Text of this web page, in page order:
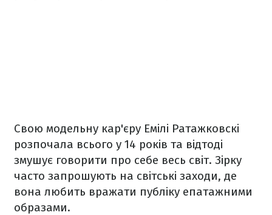
Свою модельну кар'єру Емілі Ратажковскі
розпочала всього у 14 років та відтоді
змушує говорити про себе весь світ. Зірку
часто запрошують на світські заходи, де
вона любить вражати публіку епатажними
образами.